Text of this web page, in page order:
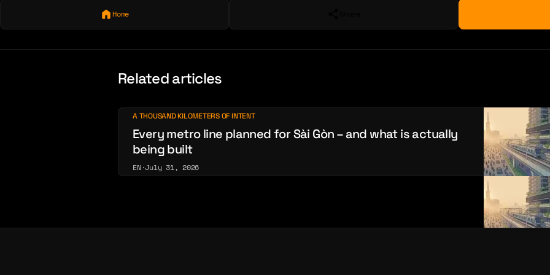
Home
Related articles
A THOUSAND KILOMETERS OF INTENT
Every metro line planned for Sài Gòn – and what is actually
being built
EN·July 31, 2026